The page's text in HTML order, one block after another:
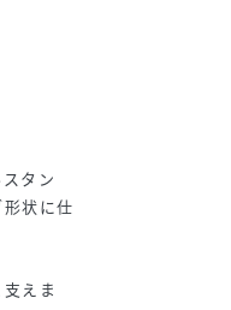
タン
状に仕
えま